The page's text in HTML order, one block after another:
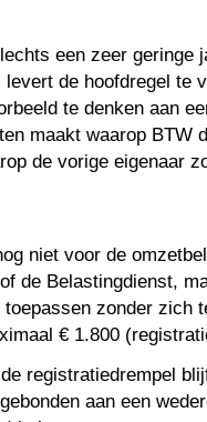
een zeer geringe
de hoofdregel te
te denken aan
maakt waarop BTW
de vorige eigenaar
niet voor de
de Belastingdienst,
zonder zich
€ 1.800
registratiedrempel
aan een